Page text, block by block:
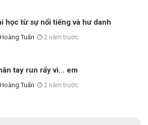
học từ sự nổi tiếng và hư danh
Hoàng Tuấn 2 năm trước
tay run rẩy vì... em
Hoàng Tuấn 2 năm trước